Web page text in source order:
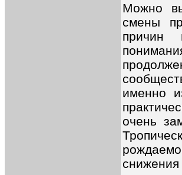
Можно
смены
причин
именно
очень
снижения